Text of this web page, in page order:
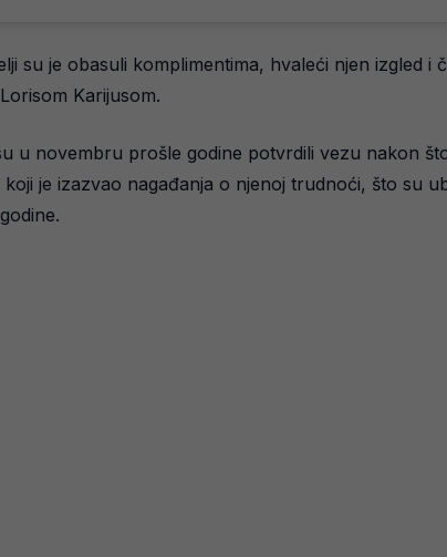
su je obasuli komplimentima, hvaleći njen izgled
Karijusom.
u novembru prošle godine potvrdili vezu nakon
koji je izazvao nagađanja o njenoj trudnoći, što su